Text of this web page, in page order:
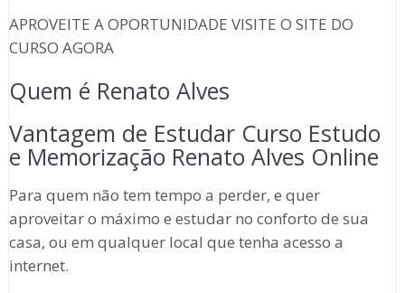
APROVEITE A OPORTUNIDADE VISITE O SITE DO
CURSO AGORA
Quem é Renato Alves
Vantagem de Estudar Curso Estudo
e Memorização Renato Alves Online
Para quem não tem tempo a perder, e quer
aproveitar o máximo e estudar no conforto de sua
casa, ou em qualquer local que tenha acesso a
internet.